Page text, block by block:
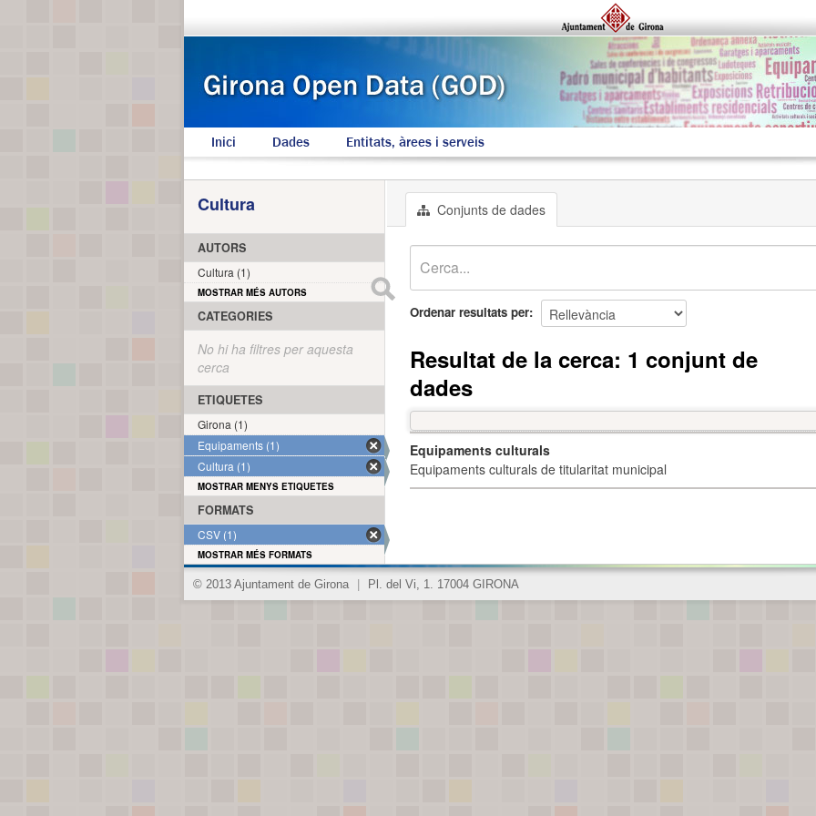
Inici Dades Entitats, àrees i serveis
Conjunts de dades
Ordenar resultats per
Resultat de la cerca: 1 conjunt de
dades
Equipaments culturals
Equipaments culturals de titularitat municipal
Cultura
AUTORS
Cultura (1)
MOSTRAR MÉS AUTORS
CATEGORIES
No hi ha filtres per aquesta
cerca
ETIQUETES
Girona (1)
Equipaments (1)
Cultura (1)
MOSTRAR MENYS ETIQUETES
FORMATS
CSV (1)
MOSTRAR MÉS FORMATS
© 2013 Ajuntament de Girona Pl. del Vi, 1. 17004 GIRONA